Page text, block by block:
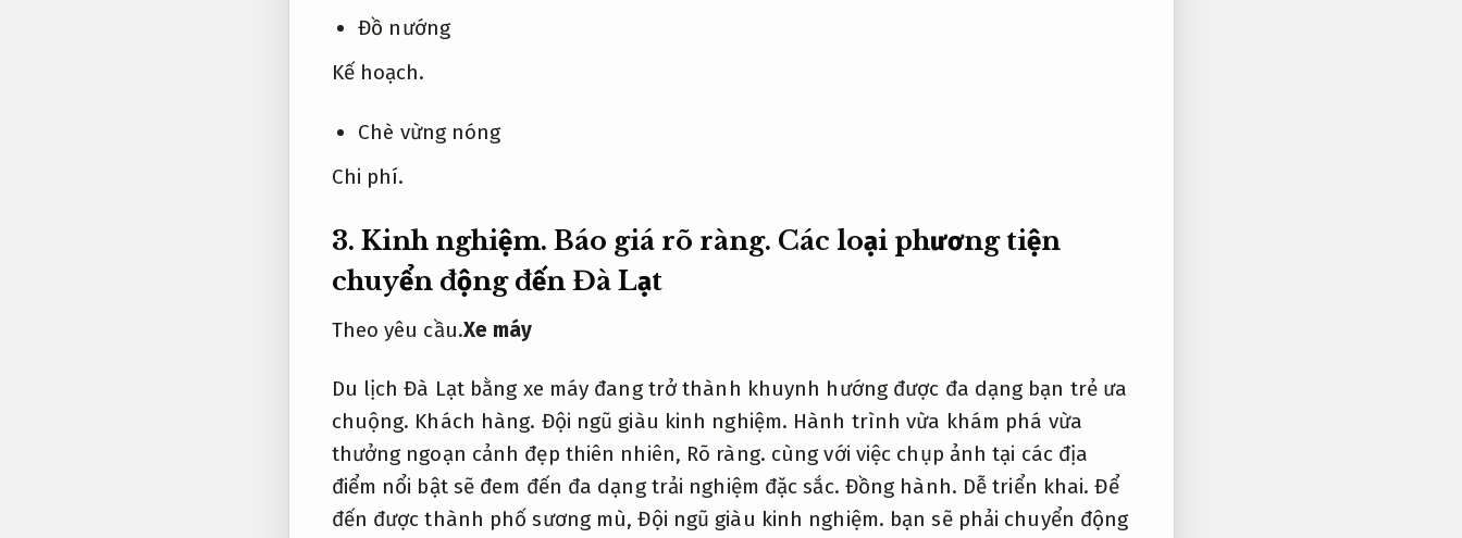
Đồ nướng
Kế hoạch.
Chè vừng nóng
Chi phí.
3. Kinh nghiệm. Báo giá rõ ràng. Các loại phương tiện
chuyển động đến Đà Lạt
Theo yêu cầu.Xe máy
Du lịch Đà Lạt bằng xe máy đang trở thành khuynh hướng được đa dạng bạn trẻ ưa
chuộng. Khách hàng. Đội ngũ giàu kinh nghiệm. Hành trình vừa khám phá vừa
thưởng ngoạn cảnh đẹp thiên nhiên, Rõ ràng. cùng với việc chụp ảnh tại các địa
điểm nổi bật sẽ đem đến đa dạng trải nghiệm đặc sắc. Đồng hành. Dễ triển khai. Để
đến được thành phố sương mù,Đội ngũ giàu kinh nghiệm. bạn sẽ phải chuyển động